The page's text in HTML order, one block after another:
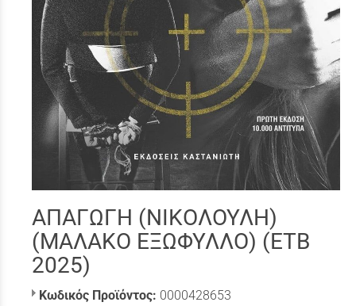
ΑΠΑΓΩΓΗ (ΝΙΚΟΛΟΥΛΗ)
(ΜΑΛΑΚΟ ΕΞΩΦΥΛΛΟ) (ΕΤΒ
2025)
Κωδικός Προϊόντος: 0000428653